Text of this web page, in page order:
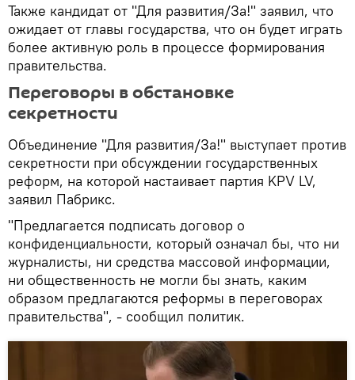
Также кандидат от "Для развития/За!" заявил, что
ожидает от главы государства, что он будет играть
более активную роль в процессе формирования
правительства.
Переговоры в обстановке
секретности
Объединение "Для развития/За!" выступает против
секретности при обсуждении государственных
реформ, на которой настаивает партия KPV LV,
заявил Пабрикс.
"Предлагается подписать договор о
конфиденциальности, который означал бы, что ни
журналисты, ни средства массовой информации,
ни общественность не могли бы знать, каким
образом предлагаются реформы в переговорах
правительства", - сообщил политик.